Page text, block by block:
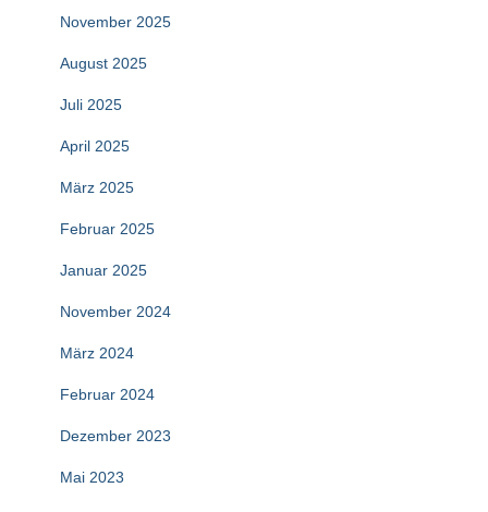
November 2025
August 2025
Juli 2025
April 2025
März 2025
Februar 2025
Januar 2025
November 2024
März 2024
Februar 2024
Dezember 2023
Mai 2023